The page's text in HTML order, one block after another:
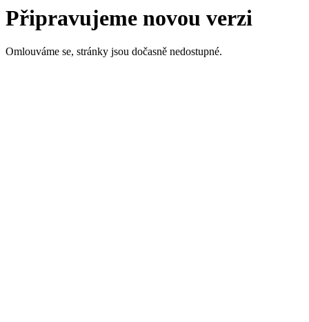
Připravujeme novou verzi
Omlouváme se, stránky jsou dočasně nedostupné.